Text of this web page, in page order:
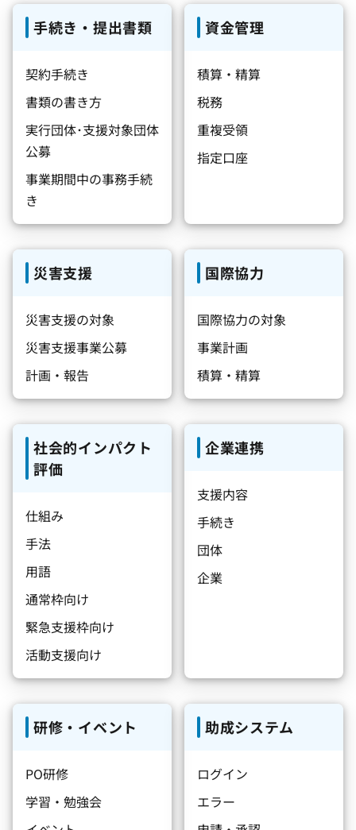
手続き・提出書類
契約手続き
書類の書き方
実行団体･支援対象団体
公募
事業期間中の事務手続
き
資金管理
積算・精算
税務
重複受領
指定口座
災害支援
災害支援の対象
災害支援事業公募
計画・報告
国際協力
国際協力の対象
事業計画
積算・精算
社会的インパクト
評価
仕組み
手法
用語
通常枠向け
緊急支援枠向け
活動支援向け
企業連携
支援内容
手続き
団体
企業
研修・イベント
PO研修
学習・勉強会
助成システム
ログイン
エラー